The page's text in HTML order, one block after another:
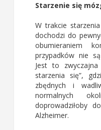
Starzenie się
W trakcie
dochodzi do
obumieraniem
przypadków nie
Jest to zwyczajna
starzenia się”,
zbędnych i
normalnych
doprowadziłoby
Alzheimer.